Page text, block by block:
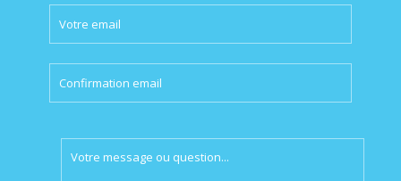
leave
this
field